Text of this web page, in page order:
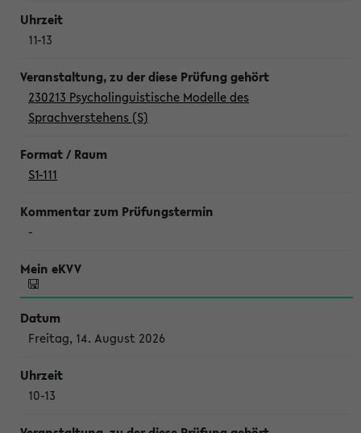
11-13
230213 Psycholinguistische Modelle des
Sprachverstehens (S)
S1-111
-
Freitag, 14. August 2026
10-13